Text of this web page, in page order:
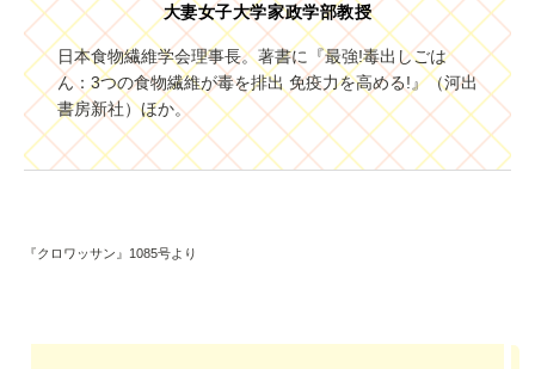
大妻女子大学家政学部教授
日本食物繊維学会理事長。著書に『最強!毒出しごは
ん：3つの食物繊維が毒を排出 免疫力を高める!』（河出
書房新社）ほか。
『クロワッサン』1085号より